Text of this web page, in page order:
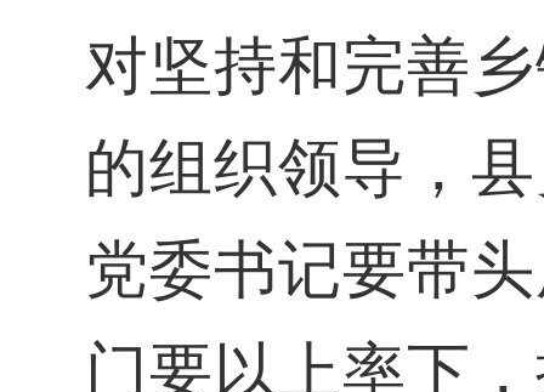
对坚持和完善
的组织领导，
党委书记要带
门要以上率下